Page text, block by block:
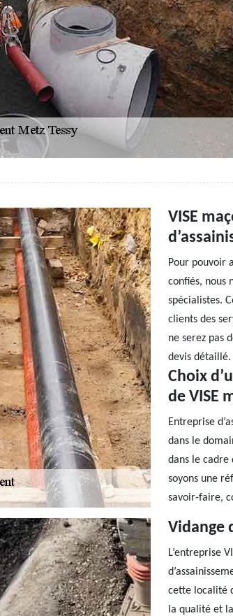
VISE
Pour pouvoir
confiés, nous
spécialistes.
clients des
ne serez pas
devis détaillé.
Choix
de VISE
Entreprise
dans le
dans le cadre
soyons une
savoir-faire,
Vidange
L’entreprise
cette localité
la qualité et